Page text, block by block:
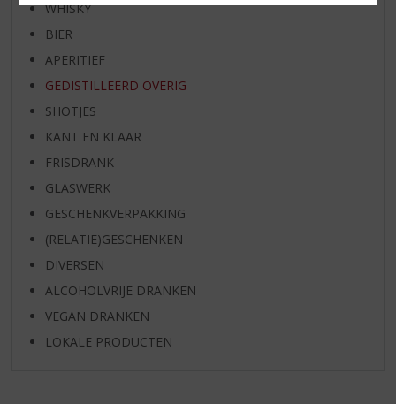
WHISKY
BIER
APERITIEF
GEDISTILLEERD OVERIG
SHOTJES
KANT EN KLAAR
FRISDRANK
GLASWERK
GESCHENKVERPAKKING
(RELATIE)GESCHENKEN
DIVERSEN
ALCOHOLVRIJE DRANKEN
VEGAN DRANKEN
LOKALE PRODUCTEN